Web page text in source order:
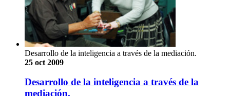
Desarrollo de la inteligencia a través de la mediación.
25 oct 2009
Desarrollo de la inteligencia a través de la
mediación.